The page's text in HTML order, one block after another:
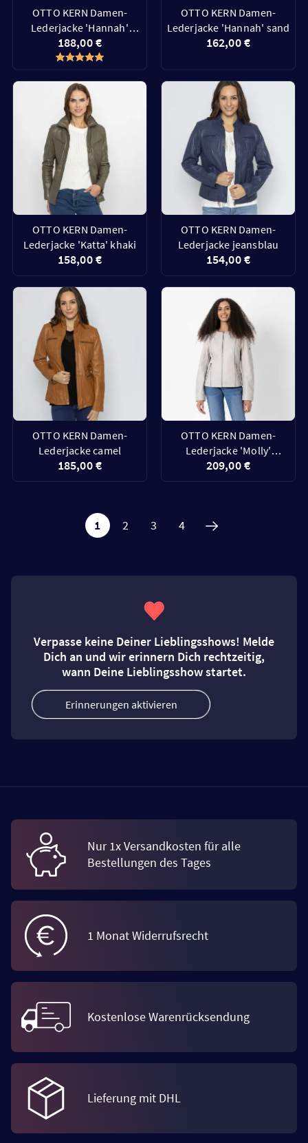
OTTO KERN Damen-
Lederjacke 'Hannah'
marine
188,00 €
OTTO KERN Damen-
Lederjacke 'Hannah' sand
162,00 €
OTTO KERN Damen-
Lederjacke 'Katta' khaki
158,00 €
OTTO KERN Damen-
Lederjacke jeansblau
154,00 €
OTTO KERN Damen-
Lederjacke camel
185,00 €
OTTO KERN Damen-
Lederjacke 'Molly'
hellgrau
209,00 €
1 2 3 4
Verpasse keine Deiner Lieblingsshows! Melde
Dich an und wir erinnern Dich rechtzeitig,
wann Deine Lieblingsshow startet.
Erinnerungen aktivieren
Nur 1x Versandkosten für alle
Bestellungen des Tages
1 Monat Widerrufsrecht
Kostenlose Warenrücksendung
Lieferung mit DHL